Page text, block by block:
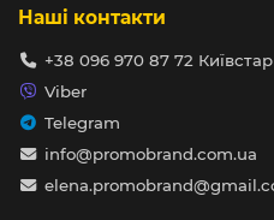
Наші контакти
+38 096 970 87 72 Київстар
Viber
Telegram
info@promobrand.com.ua